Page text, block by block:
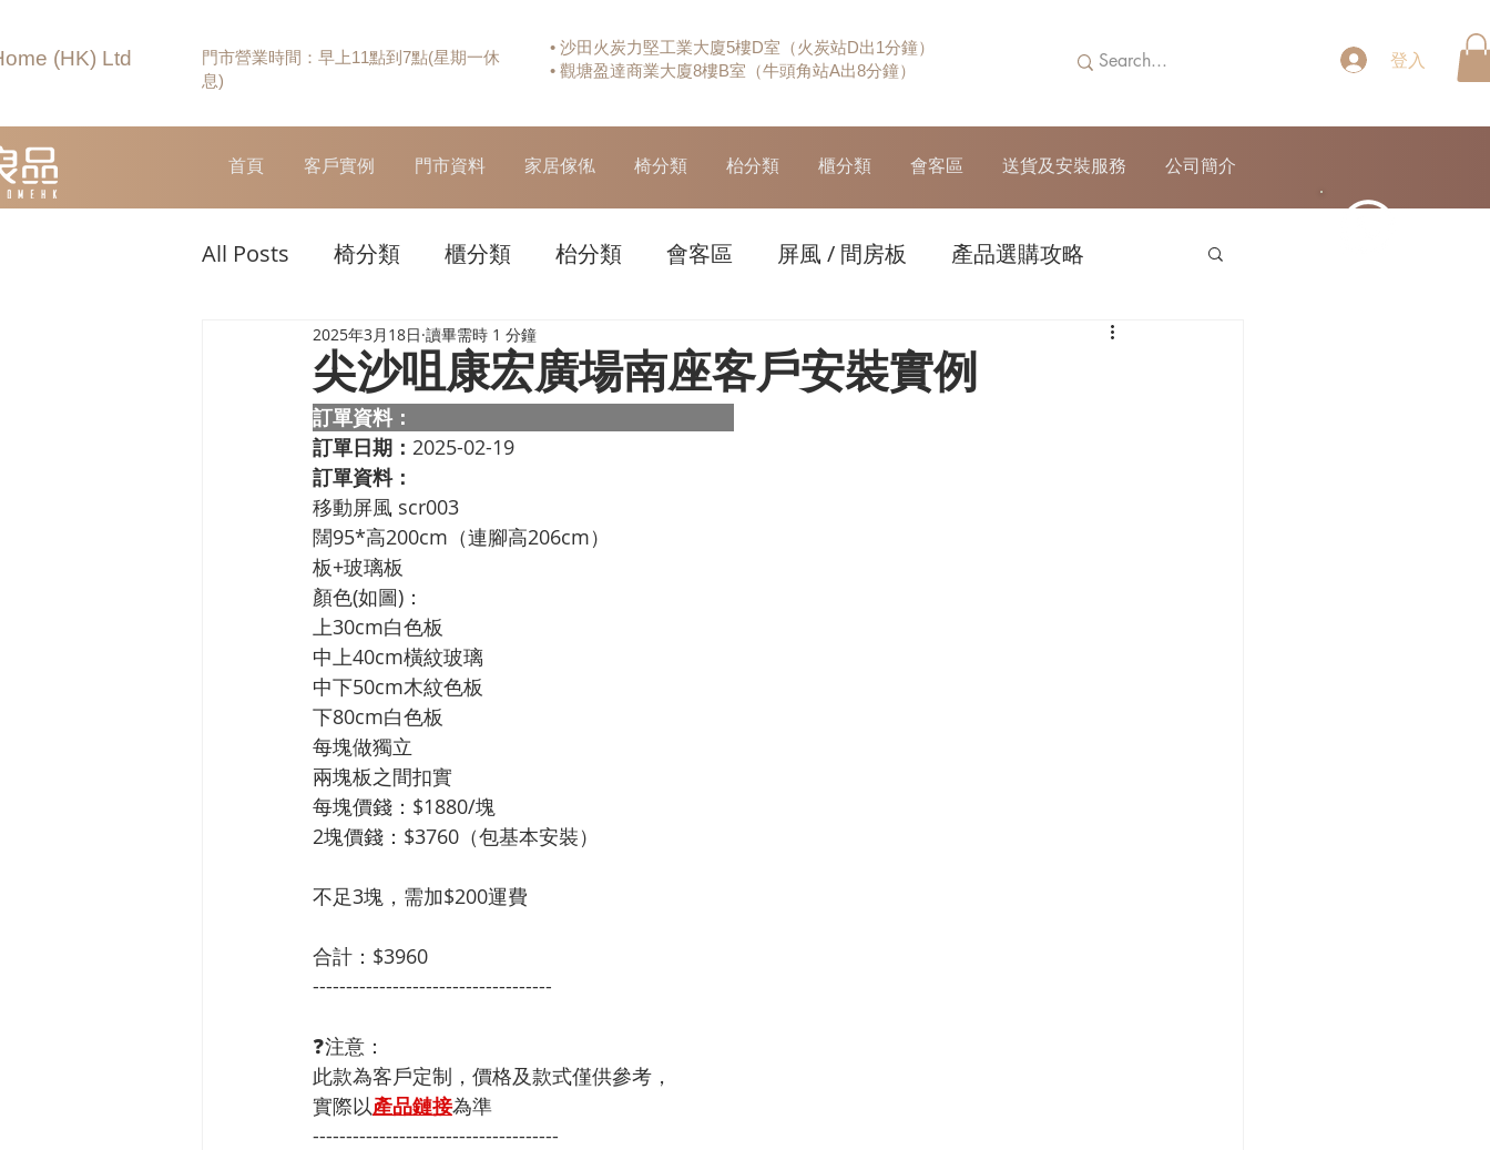
(HK) Ltd
門市營業時間：早上11點到7點(星期一休
息)
• 沙田火炭力堅工業大廈5樓D室（火炭站D出1分鐘）
• 觀塘盈達商業大廈8樓B室（牛頭角站A出8分鐘）
登入
首頁 客戶實例 門市資料 家居傢俬 椅分類 枱分類 櫃分類 會客區 送貨及安裝服務 公司簡介
All Posts 椅分類 櫃分類 枱分類 會客區 屏風 / 間房板 產品選購攻略
尖沙咀康宏廣場南座客戶安裝實例
2025年3月18日 讀畢需時 1 分鐘
訂單資料：
訂單日期： 2025-02-19
訂單資料：
移動屏風 scr003
闊95*高200cm（連腳高206cm）
板+玻璃板
顏色(如圖)：
上30cm白色板
中上40cm橫紋玻璃
中下50cm木紋色板
下80cm白色板
每塊做獨立
兩塊板之間扣實
每塊價錢：$1880/塊
2塊價錢：$3760（包基本安裝）
不足3塊，需加$200運費
合計：$3960
------------------------------------
❓注意：
此款為客戶定制，價格及款式僅供參考，
實際以產品鏈接為準
-------------------------------------